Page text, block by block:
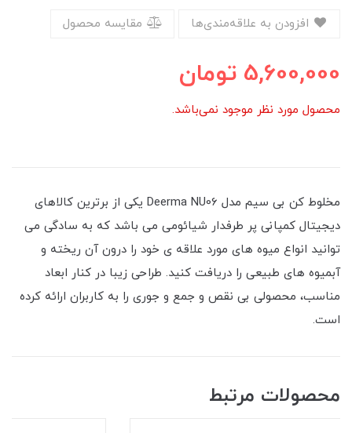
مقایسه محصول
5,600,000 تومان
محصول مورد نظر موجود نمی‌باشد.
مخلوط‌ کن بی سیم مدل Deerma NU06 یکی از برترین کالاهای
دیجیتال کمپانی پر طرفدار شیائومی می باشد که به سادگی می
توانید انواع میوه های مورد علاقه ی خود را درون آن ریخته و
آبمیوه های طبیعی را دریافت کنید. طراحی زیبا در کنار ابعاد
مناسب، محصولی بی نقص و جمع و جوری را به کاربران ارائه کرده
است.
محصولات مرتبط